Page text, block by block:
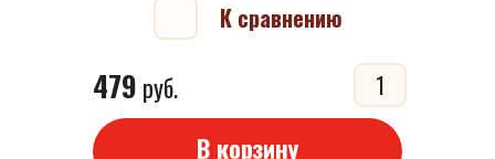
К сравнению
479 руб.
В корзину